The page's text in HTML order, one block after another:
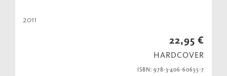
2011
22,95 €
HARDCOVER
ISBN: 978-3-406-60655-7